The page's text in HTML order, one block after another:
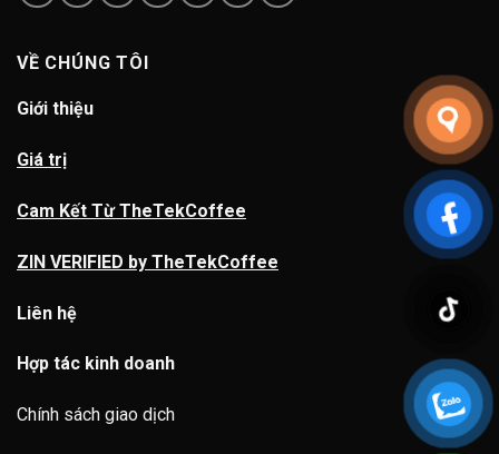
VỀ CHÚNG TÔI
Giới thiệu
Giá trị
Cam Kết Từ TheTekCoffee
ZIN VERIFIED by TheTekCoffee
Liên hệ
Hợp tác kinh doanh
Chính sách giao dịch